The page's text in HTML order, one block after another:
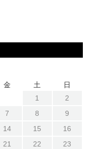
金 土
日
1
2
7 8
9
14 15
16
21 22
23